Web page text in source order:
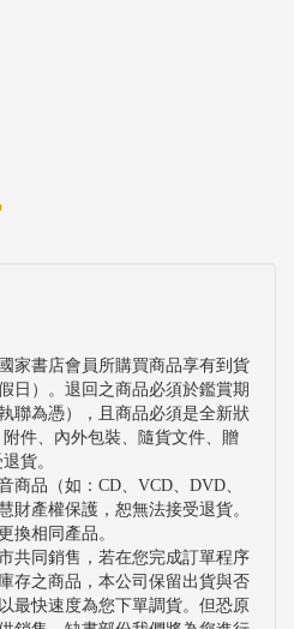
家書店會員所購買商品享有到貨
日）。退回之商品必須於鑑賞期
聯為憑），且商品必須是全新狀
件、內外包裝、隨貨文件、贈
貨。
商品（如：CD、VCD、DVD、
財產權保護，恕無法接受退貨。
換相同產品。
共同銷售，若在您完成訂單程序
存之商品，本公司保留出貨與否
最快速度為您下單調貨。但恐原